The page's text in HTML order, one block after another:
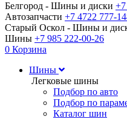
Белгород - Шины и диски +7
Автозапчасти +7 4722 777-
Старый Оскол - Шины и
Шины +7 985 222-00-26
0 Корзина
Шины
Легковые шины
Подбор по авто
Подбор по
Каталог шин